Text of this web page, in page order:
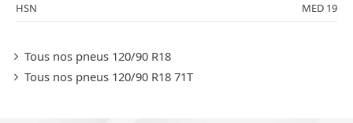
HSN
MED 19
Tous nos pneus 120/90 R18
Tous nos pneus 120/90 R18 71T